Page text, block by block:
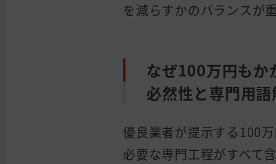
を減らすかのバランスが重
なぜ100万円もか
必然性と専門用
優良業者が提示する100
必要な専門工程がすべて